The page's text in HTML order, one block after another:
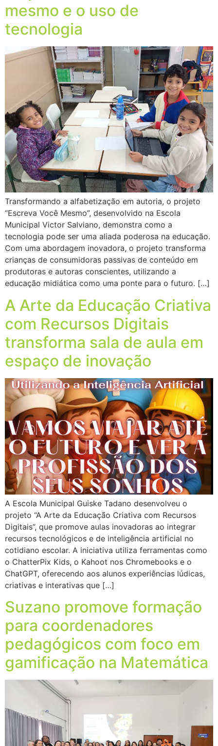
mesmo e o uso de
tecnologia
Transformando a alfabetização em autoria, o projeto
“Escreva Você Mesmo”, desenvolvido na Escola
Municipal Victor Salviano, demonstra como a
tecnologia pode ser uma aliada poderosa na educação.
Com uma abordagem inovadora, o projeto transforma
crianças de consumidoras passivas de conteúdo em
produtoras e autoras conscientes, utilizando a
educação midiática como uma ponte para o futuro. […]
A Arte da Educação Criativa
com Recursos Digitais
transforma sala de aula em
espaço de inovação
A Escola Municipal Guiske Tadano desenvolveu o
projeto “A Arte da Educação Criativa com Recursos
Digitais”, que promove aulas inovadoras ao integrar
recursos tecnológicos e de inteligência artificial no
cotidiano escolar. A iniciativa utiliza ferramentas como
o ChatterPix Kids, o Kahoot nos Chromebooks e o
ChatGPT, oferecendo aos alunos experiências lúdicas,
criativas e interativas que […]
Suzano promove formação
para coordenadores
pedagógicos com foco em
gamificação na Matemática